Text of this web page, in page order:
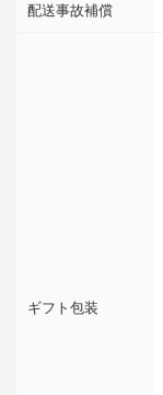
配送事故補償
ギフト包装